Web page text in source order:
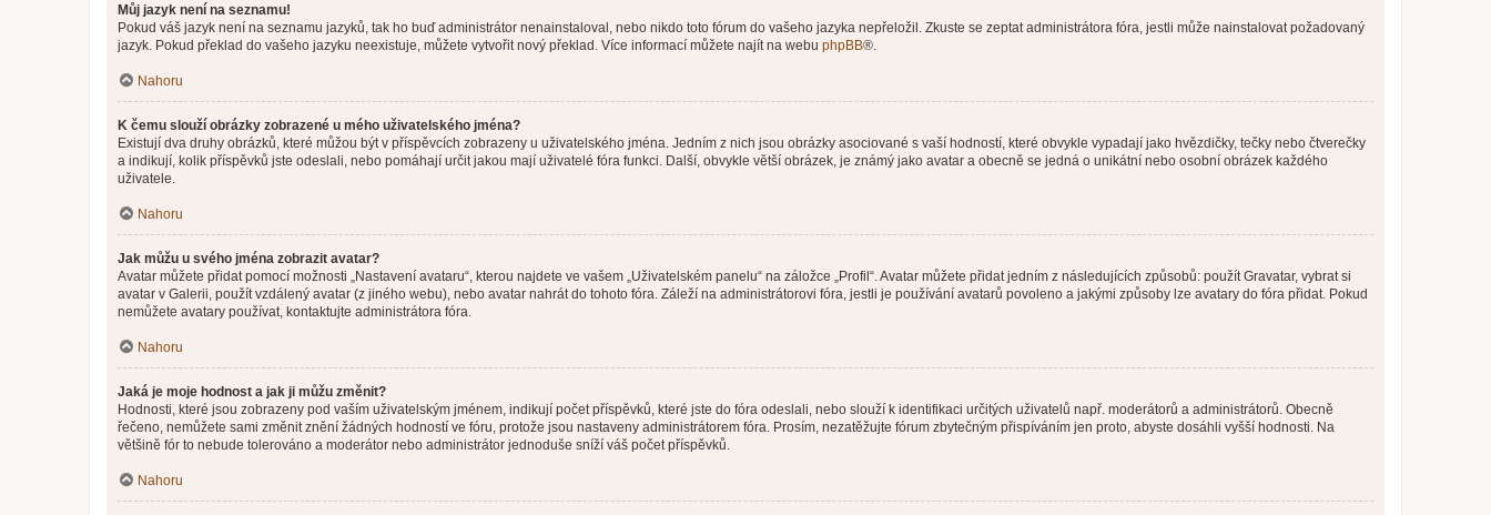
Můj jazyk není na seznamu!
Pokud váš jazyk není na seznamu jazyků, tak ho buď administrátor nenainstaloval, nebo nikdo toto fórum do vašeho jazyka nepřeložil. Zkuste se zeptat administrátora fóra, jestli může nainstalovat požadovaný
jazyk. Pokud překlad do vašeho jazyku neexistuje, můžete vytvořit nový překlad. Více informací můžete najít na webu phpBB®.
Nahoru
K čemu slouží obrázky zobrazené u mého uživatelského jména?
Existují dva druhy obrázků, které můžou být v příspěvcích zobrazeny u uživatelského jména. Jedním z nich jsou obrázky asociované s vaší hodností, které obvykle vypadají jako hvězdičky, tečky nebo čtverečky
a indikují, kolik příspěvků jste odeslali, nebo pomáhají určit jakou mají uživatelé fóra funkci. Další, obvykle větší obrázek, je známý jako avatar a obecně se jedná o unikátní nebo osobní obrázek každého
uživatele.
Nahoru
Jak můžu u svého jména zobrazit avatar?
Avatar můžete přidat pomocí možnosti „Nastavení avataru“, kterou najdete ve vašem „Uživatelském panelu“ na záložce „Profil“. Avatar můžete přidat jedním z následujících způsobů: použít Gravatar, vybrat si
avatar v Galerii, použít vzdálený avatar (z jiného webu), nebo avatar nahrát do tohoto fóra. Záleží na administrátorovi fóra, jestli je používání avatarů povoleno a jakými způsoby lze avatary do fóra přidat. Pokud
nemůžete avatary používat, kontaktujte administrátora fóra.
Nahoru
Jaká je moje hodnost a jak ji můžu změnit?
Hodnosti, které jsou zobrazeny pod vaším uživatelským jménem, indikují počet příspěvků, které jste do fóra odeslali, nebo slouží k identifikaci určitých uživatelů např. moderátorů a administrátorů. Obecně
řečeno, nemůžete sami změnit znění žádných hodností ve fóru, protože jsou nastaveny administrátorem fóra. Prosím, nezatěžujte fórum zbytečným přispíváním jen proto, abyste dosáhli vyšší hodnosti. Na
většině fór to nebude tolerováno a moderátor nebo administrátor jednoduše sníží váš počet příspěvků.
Nahoru